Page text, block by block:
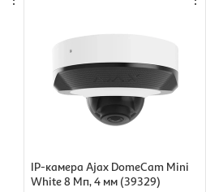
IP-камера Ajax DomeCam Mini
White 8 Мп, 4 мм (39329)